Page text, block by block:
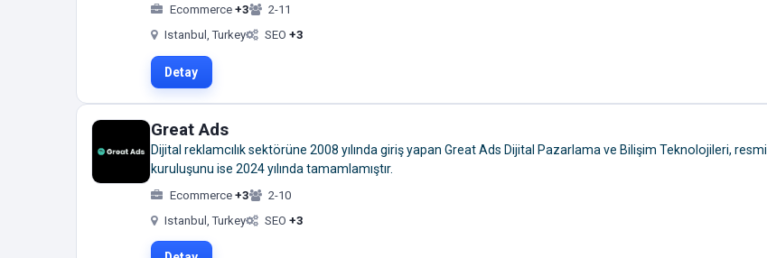
Ecommerce +3
2-11
Istanbul, Turkey
SEO+3
Detay
Great Ads
Dijital reklamcılık sektörüne 2008 yılında giriş yapan Great Ads Dijital Pazarlama ve Bilişim Teknolojileri, resmi
kuruluşunu ise 2024 yılında tamamlamıştır.
Ecommerce +3
2-10
Istanbul, Turkey
SEO+3